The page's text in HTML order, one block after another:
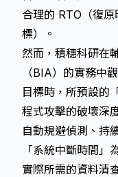
合理的 RTO（復原
標）。
然而，積穗科研在
（BIA）的實務中
目標時，所預設的
程式攻擊的破壞深
自動規避偵測、持
「系統中斷時間
實際所需的資料清